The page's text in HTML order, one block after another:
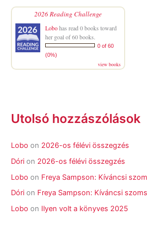
2026 Reading Challenge
Lobohas read 0 books toward
her goal of 60 books.
0 of 60
(0%)
view books
Utolsó hozzászólások
Lobo on 2026-os félévi összegzés
Dóri on 2026-os félévi összegzés
Lobo on Freya Sampson: Kíváncsi
Dóri on Freya Sampson: Kíváncsi
Lobo on Ilyen volt a könyves 2025